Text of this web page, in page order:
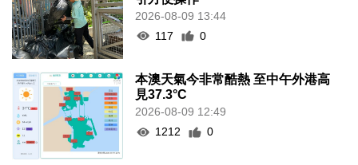
2026-08-09 13:44
117
0
本澳天氣今非常酷熱 至中午外港高
見37.3°C
2026-08-09 12:49
1212
0